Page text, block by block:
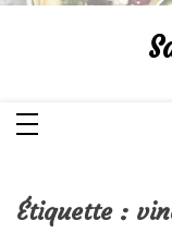
Aller
Étiquette :